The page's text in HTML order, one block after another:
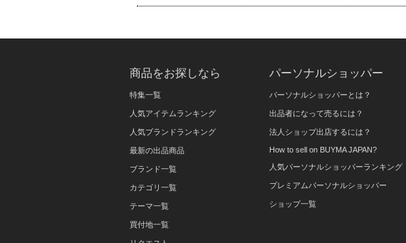
商品をお探しなら
特集一覧
人気アイテムランキング
人気ブランドランキング
最新の出品商品
ブランド一覧
カテゴリ一覧
テーマ一覧
買付地一覧
パーソナルショッパー
パーソナルショッパーとは？
出品者になって売るには？
法人ショップ出店するには？
How to sell on BUYMA JAPAN?
人気パーソナルショッパーランキング
プレミアムパーソナルショッパー
ショップ一覧